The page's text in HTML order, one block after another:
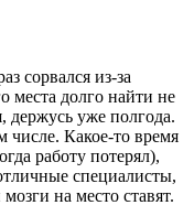
сорвался из-за
места долго найти не
держусь уже полгода.
Какое-то время
работу потерял),
специалисты,
на место ставят.